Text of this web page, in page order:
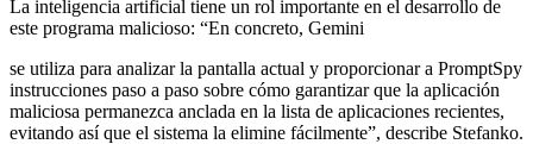
La inteligencia artificial tiene un rol importante en el desarrollo de
este programa malicioso: “En concreto, Gemini
se utiliza para analizar la pantalla actual y proporcionar a PromptSpy
instrucciones paso a paso sobre cómo garantizar que la aplicación
maliciosa permanezca anclada en la lista de aplicaciones recientes,
evitando así que el sistema la elimine fácilmente”, describe Stefanko.